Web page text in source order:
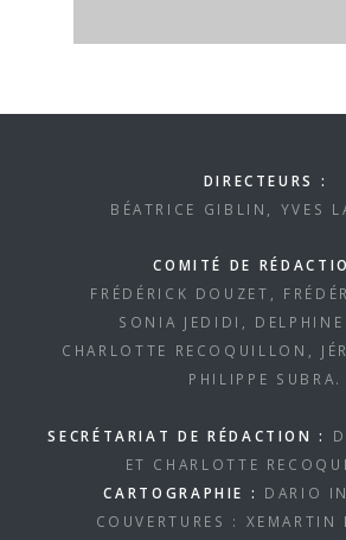
DIRECTEURS :
BÉATRICE GIBLIN, YVES
COMITÉ DE
FRÉDÉRICK DOUZET,
SONIA JEDIDI,
CHARLOTTE RECOQUILLON,
PHILIPPE SUBRA.
SECRÉTARIAT DE RÉDACTION :
ET CHARLOTTE
CARTOGRAPHIE :
DARIO
COUVERTURES : XEMARTIN